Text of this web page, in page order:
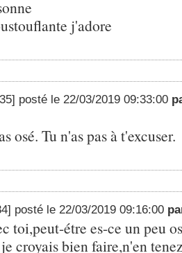
j'adore
posté le 22/03/2019 09:33:00
osé. Tu n'as pas à t'excuser.
posté le 22/03/2019 09:16:00
toi,peut-étre es-ce un peu
croyais bien faire,n'en